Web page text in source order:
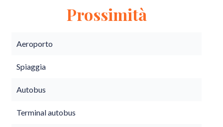
Prossimità
Aeroporto
Spiaggia
Autobus
Terminal autobus